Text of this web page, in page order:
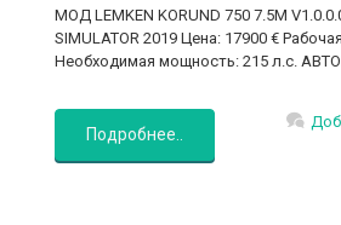
MOД LEMKEN KORUND 750 7.5M
SIMULATOR 2019 Цена: 17900 €
Необходимая мощность: 215 л.с.
Подробнее..